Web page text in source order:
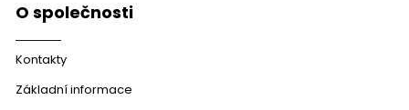
O společnosti
Kontakty
Základní informace